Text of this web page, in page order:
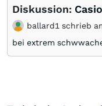
Diskussion:
ballard1 schrieb
bei extrem